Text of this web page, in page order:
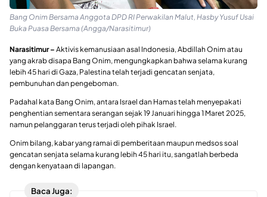
Bang Onim Bersama Anggota DPD RI Perwakilan Malut, Hasby Yusuf Usai
Buka Puasa Bersama (Angga/Narasitimur)
Narasitimur – Aktivis kemanusiaan asal Indonesia, Abdillah Onim atau
yang akrab disapa Bang Onim, mengungkapkan bahwa selama kurang
lebih 45 hari di Gaza, Palestina telah terjadi gencatan senjata,
pembunuhan dan pengeboman.
Padahal kata Bang Onim, antara Israel dan Hamas telah menyepakati
penghentian sementara serangan sejak 19 Januari hingga 1 Maret 2025,
namun pelanggaran terus terjadi oleh pihak Israel.
Onim bilang, kabar yang ramai di pemberitaan maupun medsos soal
gencatan senjata selama kurang lebih 45 hari itu, sangatlah berbeda
dengan kenyataan di lapangan.
Baca Juga: